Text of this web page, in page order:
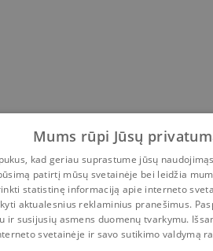
Mums rūpi Jūsų
kad geriau suprastume jūsų
patirtį mūsų svetainėje bei leidžia
statistinę informaciją apie interneto
aktualesnius reklaminius pranešimus.
ir susijusių asmens duomenų tvarkymu.
svetainėje ir savo sutikimo valdymą